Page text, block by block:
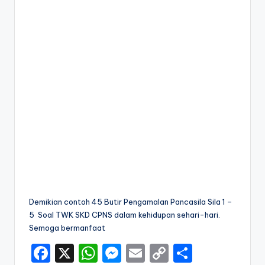
Demikian contoh 45 Butir Pengamalan Pancasila Sila 1 –
5 Soal TWK SKD CPNS dalam kehidupan sehari-hari.
Semoga bermanfaat
F
X
W M E
C